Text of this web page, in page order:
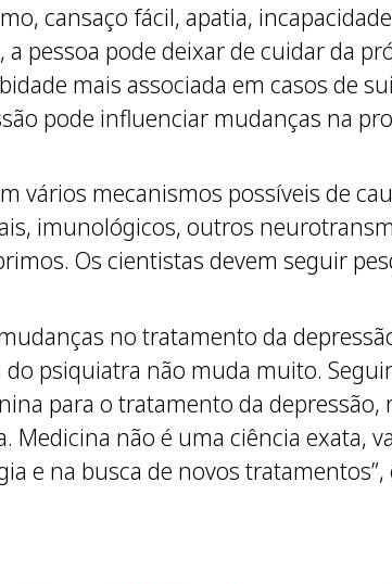
cansaço fácil, apatia,
a pessoa pode deixar de cuidar da
mais associada em casos de
pode influenciar mudanças na
vários mecanismos possíveis de
imunológicos, outros
Os cientistas devem seguir
no tratamento da
do psiquiatra não muda muito.
para o tratamento da
Medicina não é uma ciência exata,
e na busca de novos tratamentos”,